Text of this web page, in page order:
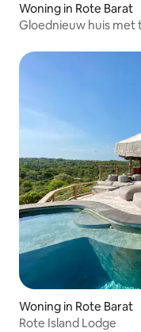
Woning in Rote Barat
Gloednieuw huis met
Woning in Rote Barat
Rote Island Lodge